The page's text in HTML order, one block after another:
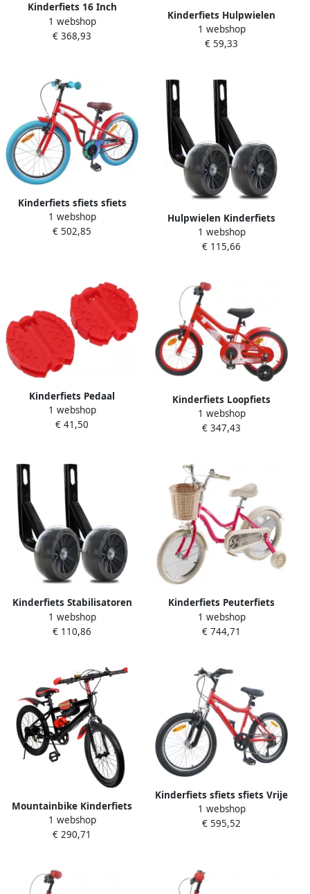
Kinderfiets 16 Inch
Klassieke Fiets Buiten
Plezier Stalen Frame 112.5
1 webshop
€ 368,93
Kinderfiets Hulpwielen
Zijwieltjes Fiets
Oefenwielen Leren Fietsen
1 webshop
€ 59,33
Kinderfiets sfiets sfiets
Veilig Fietsen Stalen Frame
20 inch Rood
1 webshop
€ 502,85
Hulpwielen Kinderfiets
Stabilisator Wielen Fietsen
Leren Verbrede Stabiele
1 webshop
€ 115,66
Kinderfiets Pedaal
Driewieler Pedaal Fietsen
Kunststof Materiaal 2 stuks
1 webshop
€ 41,50
Kinderfiets Loopfiets
Peuters Buiten Spelen
Stevig Stalen Frame 14 Inch
1 webshop
€ 347,43
Kinderfiets Stabilisatoren
Zijwieltjes Hulpwielen Fiets
Leren Rijden Verbreding
1 webshop
€ 110,86
Kinderfiets Peuterfiets
Rijfiets Leren Fietsen
Dubbele Handrem 12 inch
1 webshop
€ 744,71
Mountainbike Kinderfiets
sfiets sfiets Buiten Fietsen
Koolstofstalen Frame 20
1 webshop
€ 290,71
Kinderfiets sfiets sfiets Vrije
Tijd 6 Versnellingen 24 inch
Rood
1 webshop
€ 595,52